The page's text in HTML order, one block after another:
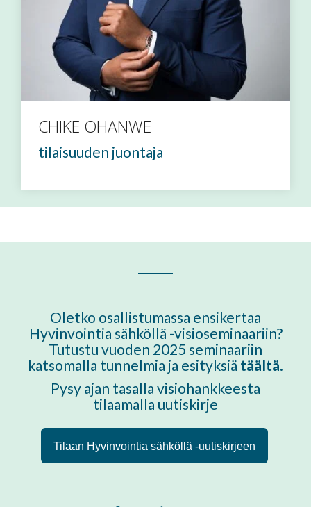
CHIKE OHANWE
tilaisuuden juontaja
Oletko osallistumassa ensikertaa
Hyvinvointia sähköllä -visioseminaariin?
Tutustu vuoden 2025 seminaariin
katsomalla tunnelmia ja esityksiä täältä.
Pysy ajan tasalla visiohankkeesta
tilaamalla uutiskirje
Tilaan Hyvinvointia sähköllä -uutiskirjeen